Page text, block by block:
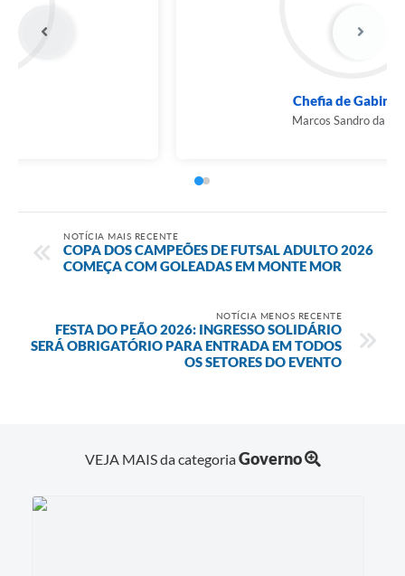
NOTÍCIA MAIS RECENTE
COPA DOS CAMPEÕES DE FUTSAL ADULTO 2026
COMEÇA COM GOLEADAS EM MONTE MOR
NOTÍCIA MENOS RECENTE
FESTA DO PEÃO 2026: INGRESSO SOLIDÁRIO
SERÁ OBRIGATÓRIO PARA ENTRADA EM TODOS
OS SETORES DO EVENTO
VEJA MAIS da categoriaGoverno